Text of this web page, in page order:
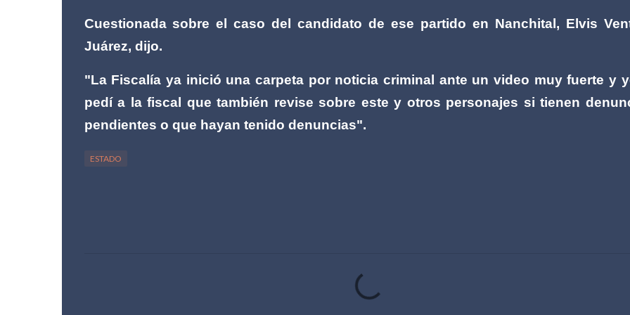
Cuestionada sobre el caso del candidato de ese partido en Nanchital, Elvis
Juárez, dijo.
"La Fiscalía ya inició una carpeta por noticia criminal ante un video muy fuerte y
pedí a la fiscal que también revise sobre este y otros personajes si tienen
pendientes o que hayan tenido denuncias".
ESTADO